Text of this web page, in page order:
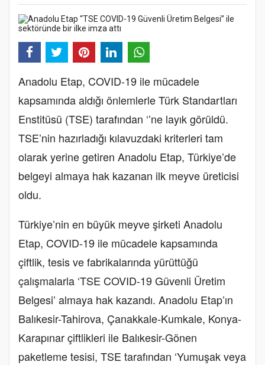
Anadolu Etap, COVID-19 ile mücadele
kapsamında aldığı önlemlerle Türk Standartları
Enstitüsü (TSE) tarafından ‘’ne layık görüldü.
TSE’nin hazırladığı kılavuzdaki kriterleri tam
olarak yerine getiren Anadolu Etap, Türkiye’de
belgeyi almaya hak kazanan ilk meyve üreticisi
oldu.
Türkiye’nin en büyük meyve şirketi Anadolu
Etap, COVID-19 ile mücadele kapsamında
çiftlik, tesis ve fabrikalarında yürüttüğü
çalışmalarla ‘TSE COVID-19 Güvenli Üretim
Belgesi’ almaya hak kazandı. Anadolu Etap’ın
Balıkesir-Tahirova, Çanakkale-Kumkale, Konya-
Karapınar çiftlikleri ile Balıkesir-Gönen
paketleme tesisi, TSE tarafından ‘Yumuşak veya